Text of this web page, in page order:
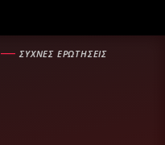
―ΣΥΧΝΕΣ ΕΡΩΤΗΣΕΙΣ